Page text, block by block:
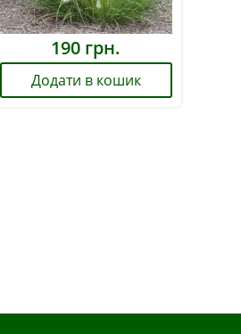
190 грн.
Додати в кошик